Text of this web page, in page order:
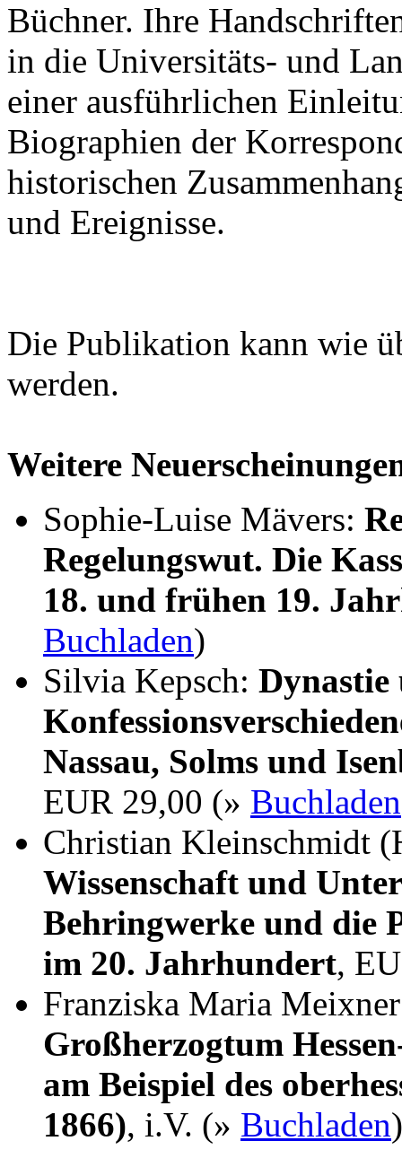
Büchner. Ihre
in die Universitäts- und
einer ausführlichen
Biographien der
historischen
und Ereignisse.
Die Publikation kann wie
werden.
Weitere
Sophie-Luise Mävers:
Regelungswut. Die
18. und frühen 19.
Buchladen)
Silvia Kepsch: Dynastie
Nassau, Solms und
EUR 29,00 (» Buchladen
Christian Kleinschmidt
Wissenschaft und
Behringwerke und die
im 20. Jahrhundert,
Franziska Maria
Großherzogtum
am Beispiel des
1866), i.V. (» Buchladen)